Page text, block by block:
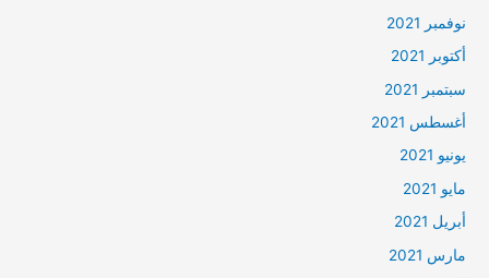
نوفمبر 2021
أكتوبر 2021
سبتمبر 2021
أغسطس 2021
يونيو 2021
مايو 2021
أبريل 2021
مارس 2021